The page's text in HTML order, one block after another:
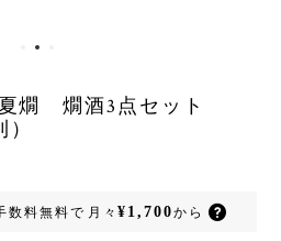
燗 燗酒3点セット
数料無料で 月々¥1,700から